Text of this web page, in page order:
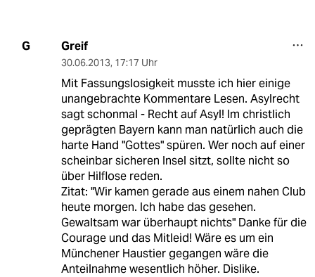
G Greif
30.06.2013, 17:17 Uhr
Mit Fassungslosigkeit musste ich hier einige
unangebrachte Kommentare Lesen. Asylrecht
sagt schonmal - Recht auf Asyl! Im christlich
geprägten Bayern kann man natürlich auch die
harte Hand "Gottes" spüren. Wer noch auf einer
scheinbar sicheren Insel sitzt, sollte nicht so
über Hilflose reden.
Zitat: "Wir kamen gerade aus einem nahen Club
heute morgen. Ich habe das gesehen.
Gewaltsam war überhaupt nichts" Danke für die
Courage und das Mitleid! Wäre es um ein
Münchener Haustier gegangen wäre die
Anteilnahme wesentlich höher. Dislike.